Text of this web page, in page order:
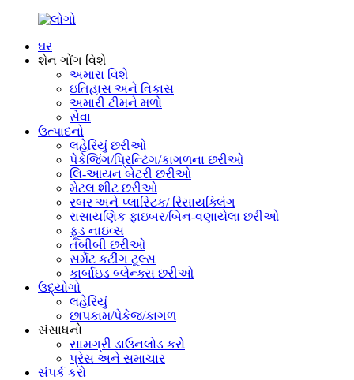
ઘર
શેન ગોંગ વિશે
અમારા વિશે
ઇતિહાસ અને વિકાસ
અમારી ટીમને મળો
સેવા
ઉત્પાદનો
લહેરિયું છરીઓ
પેકેજિંગ/પ્રિન્ટિંગ/કાગળના છરીઓ
લિ-આયન બેટરી છરીઓ
મેટલ શીટ છરીઓ
રબર અને પ્લાસ્ટિક/ રિસાયક્લિંગ
રાસાયણિક ફાઇબર/બિન-વણાયેલા છરીઓ
ફૂડ નાઇવ્સ
તબીબી છરીઓ
સર્મેટ કટીંગ ટૂલ્સ
કાર્બાઇડ બ્લેન્ક્સ છરીઓ
ઉદ્યોગો
લહેરિયું
છાપકામ/પેકેજ/કાગળ
સંસાધનો
સામગ્રી ડાઉનલોડ કરો
પ્રેસ અને સમાચાર
સંપર્ક કરો